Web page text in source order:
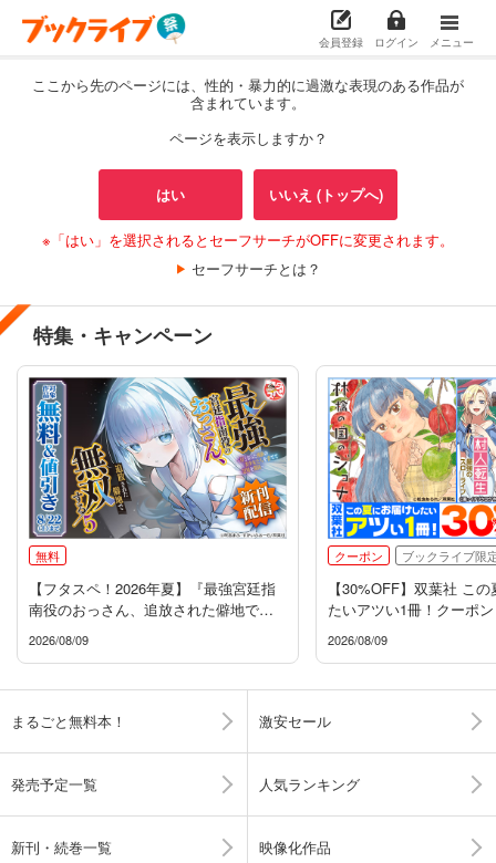
会員登録 ログイン メニュー
ここから先のページには、性的・暴力的に過激な表現のある作品が
含まれています。
ページを表示しますか？
はい いいえ (トップへ)
※「はい」を選択されるとセーフサーチがOFFに変更されます。
セーフサーチとは？
特集・キャンペーン
無料
【フタスペ！2026年夏】『最強宮廷指
南役のおっさん、追放された僻地で無
2026/08/09
クーポン ブックライブ限
【30%OFF】双葉社 こ
たいアツい1冊！クーポン
2026/08/09
まるごと無料本！ 激安セール
発売予定一覧 人気ランキング
新刊・続巻一覧 映像化作品